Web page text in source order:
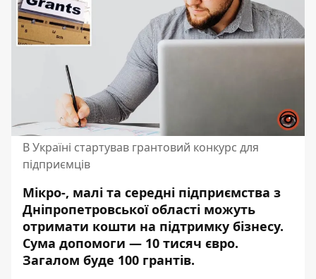
В Україні стартував грантовий конкурс для
підприємців
Мікро-, малі та середні підприємства з
Дніпропетровської області можуть
отримати кошти на підтримку бізнесу.
Сума допомоги — 10 тисяч євро.
Загалом буде 100 грантів.